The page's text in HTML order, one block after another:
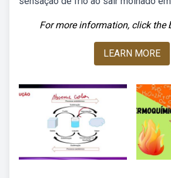
For more information, click the
LEARN MORE